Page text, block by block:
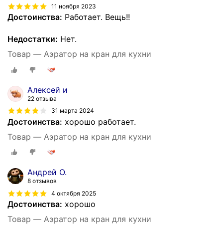
11 ноября 2023
Достоинства: Работает. Вещь!!
Недостатки: Нет.
Товар — Аэратор на кран для кухни
Алексей и
22 отзыва
31 марта 2024
Достоинства: хорошо работает.
Товар — Аэратор на кран для кухни
Андрей О.
8 отзывов
4 октября 2025
Достоинства: хорошо
Товар — Аэратор на кран для кухни